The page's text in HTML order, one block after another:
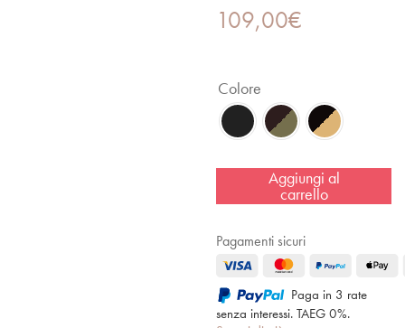
109,00€
Colore
Aggiungi al
carrello
Pagamenti sicuri
Paga in 3 rate
senza interessi. TAEG 0%.